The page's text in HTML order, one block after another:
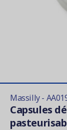
Massilly -
Capsules